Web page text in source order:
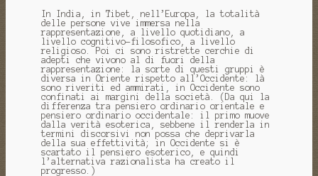
In India, in Tibet, nell’Europa, la totalità
delle persone vive immersa nella
rappresentazione, a livello quotidiano, a
livello cognitivo-filosofico, a livello
religioso. Poi ci sono ristrette cerchie di
adepti che vivono al di fuori della
rappresentazione: la sorte di questi gruppi è
diversa in Oriente rispetto all’Occidente: là
sono riveriti ed ammirati, in Occidente sono
confinati ai margini della società. (Da qui la
differenza tra pensiero ordinario orientale e
pensiero ordinario occidentale: il primo muove
dalla verità esoterica, sebbene il renderla in
termini discorsivi non possa che deprivarla
della sua effettività; in Occidente si è
scartato il pensiero esoterico, e quindi
l’alternativa razionalista ha creato il
progresso.)